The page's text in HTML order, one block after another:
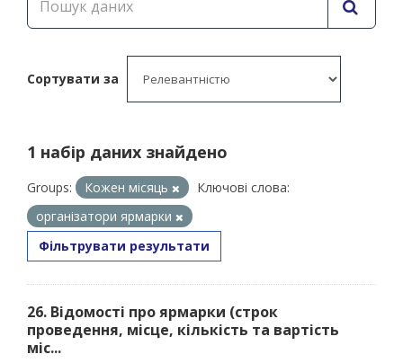
Сортувати за
1 набір даних знайдено
Groups: Кожен місяць
Ключові слова:
організатори ярмарки
Фільтрувати результати
26. Відомості про ярмарки (строк
проведення, місце, кількість та вартість
міс...